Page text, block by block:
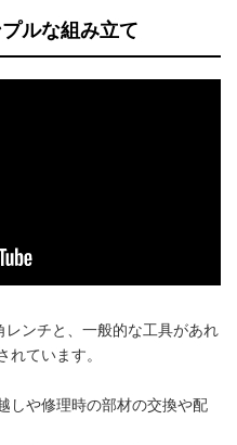
ルな組み立て
ンチと、一般的な工具があれ
れています。
しや修理時の部材の交換や配